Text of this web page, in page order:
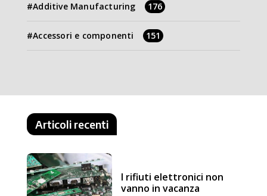
Additive Manufacturing 176
Accessori e componenti 151
Articoli recenti
I rifiuti elettronici non
vanno in vacanza